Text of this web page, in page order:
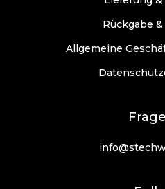
Rückgabe
Allgemeine